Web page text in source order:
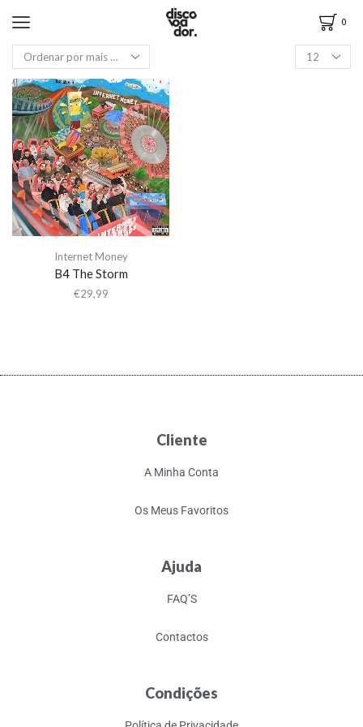
0
Internet Money
B4 The Storm
€29,99
Cliente
A Minha Conta
Os Meus Favoritos
Ajuda
FAQ’S
Contactos
Condições